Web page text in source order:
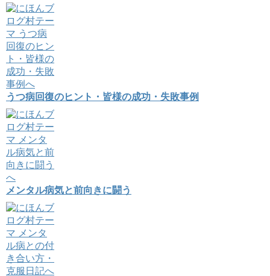
うつ病回復のヒント・皆様の成功・失敗事例
メンタル病気と前向きに闘う